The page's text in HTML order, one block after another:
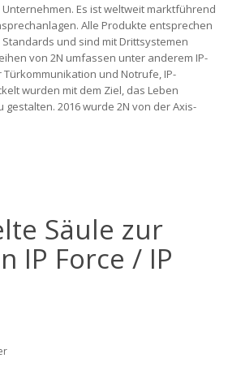
Es ist weltweit marktführend
Alle Produkte entsprechen
und sind mit Drittsystemen
von 2N umfassen unter anderem IP-
und Notrufe, IP-
wurden mit dem Ziel, das Leben
2016 wurde 2N von der Axis-
Säule zur
IP Force / IP